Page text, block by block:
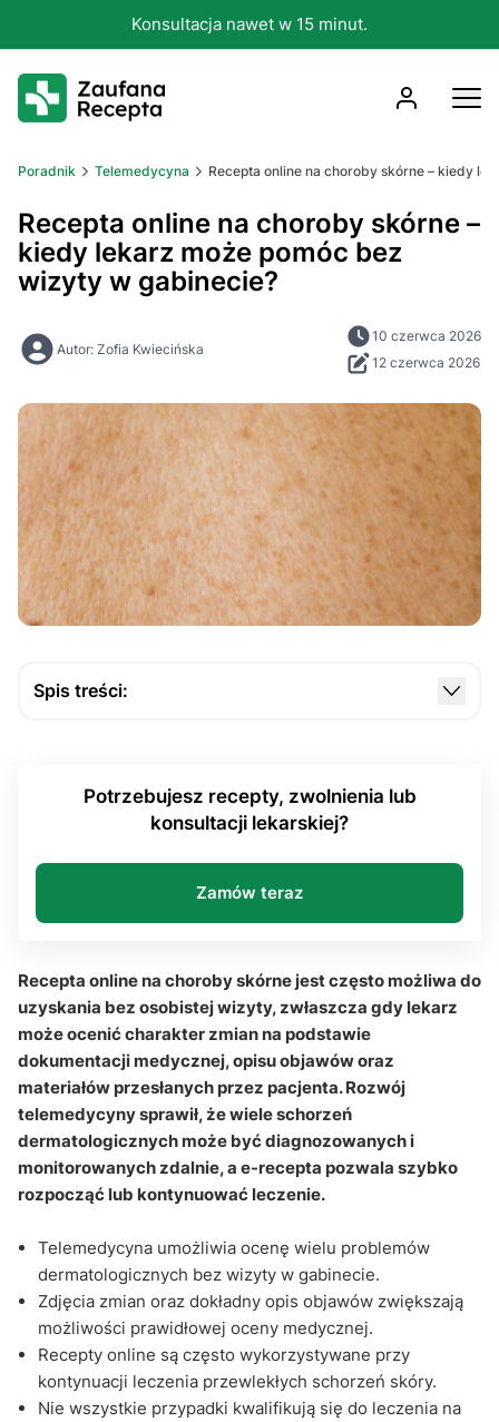
Konsultacja nawet w 15 minut.
Poradnik Telemedycyna Recepta online na choroby skórne – kiedy
Recepta online na choroby skórne –
kiedy lekarz może pomóc bez
wizyty w gabinecie?
Autor: Zofia Kwiecińska
10 czerwca 2026
12 czerwca 2026
Spis treści:
Kiedy recepta online może zostać wystawiona bez
wizyty w gabinecie?
Jakie choroby skórne najczęściej kwalifikują się do
Kiedy recepta online nie zastąpi tradycyjnej
wizyty?
Q&A
Potrzebujesz recepty, zwolnienia lub
konsultacji lekarskiej?
Zamów teraz
Recepta online na choroby skórne jest często możliwa do
uzyskania bez osobistej wizyty, zwłaszcza gdy lekarz
może ocenić charakter zmian na podstawie
dokumentacji medycznej, opisu objawów oraz
materiałów przesłanych przez pacjenta. Rozwój
telemedycyny sprawił, że wiele schorzeń
dermatologicznych może być diagnozowanych i
monitorowanych zdalnie, a e-recepta pozwala szybko
rozpocząć lub kontynuować leczenie.
Telemedycyna umożliwia ocenę wielu problemów
dermatologicznych bez wizyty w gabinecie.
Zdjęcia zmian oraz dokładny opis objawów zwiększają
możliwości prawidłowej oceny medycznej.
Recepty online są często wykorzystywane przy
kontynuacji leczenia przewlekłych schorzeń skóry.
Nie wszystkie przypadki kwalifikują się do leczenia na